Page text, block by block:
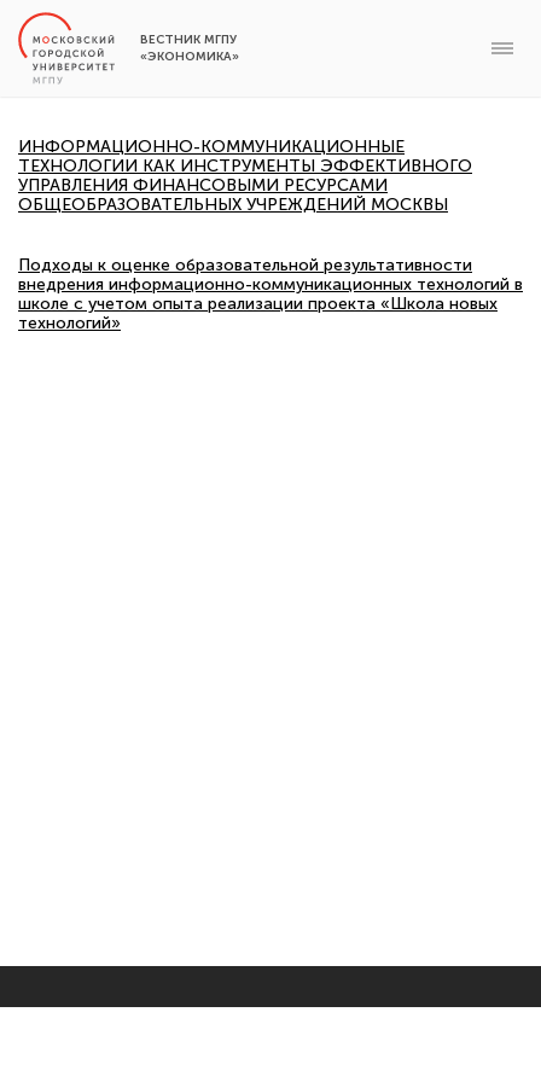
ВЕСТНИК МГПУ
«ЭКОНОМИКА»
ИНФОРМАЦИОННО-КОММУНИКАЦИОННЫЕ
ТЕХНОЛОГИИ КАК ИНСТРУМЕНТЫ ЭФФЕКТИВНОГО
УПРАВЛЕНИЯ ФИНАНСОВЫМИ РЕСУРСАМИ
ОБЩЕОБРАЗОВАТЕЛЬНЫХ УЧРЕЖДЕНИЙ МОСКВЫ
Подходы к оценке образовательной результативности
внедрения информационно-коммуникационных технологий в
школе с учетом опыта реализации проекта «Школа новых
технологий»